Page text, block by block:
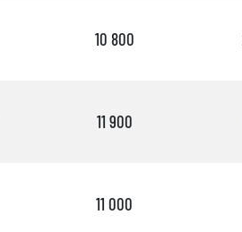
10 800
11 900
11 000